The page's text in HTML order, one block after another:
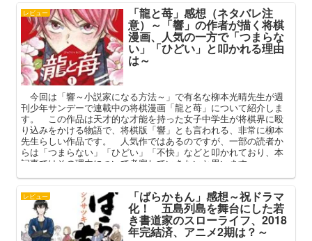
レビュー 「龍と苺」感想（ネタバレ注
意）～「響」の作者が描く将棋
漫画、人気の一方で「つまらな
い」「ひどい」と叩かれる理由
は～
今回は「響～小説家になる方法～」で有名な柳本光晴先生が週
刊少年サンデーで連載中の将棋漫画「龍と苺」について紹介しま
す。 この作品は天才的な才能を持った女子中学生が将棋界に殴
り込みをかける物語で、将棋版「響」とも言われる、非常に柳本
先生らしい作品です。 人気作ではあるのですが、一部の読者か
らは「つまらない」「ひどい」「不快」などと叩かれており、本
記事ではその理由について考察していきたいと思います。
レビュー 「ばらかもん」感想～祝ドラマ
化！ 五島列島を舞台にした若
き書道家のスローライフ、2018
年完結済、アニメ2期は？～